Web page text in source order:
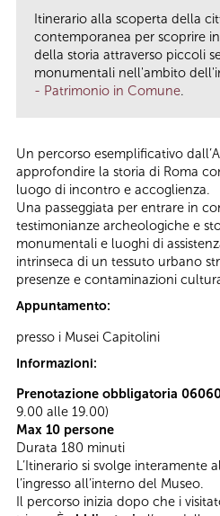
Itinerario alla scoperta della
contemporanea per scoprire
della storia attraverso piccoli
monumentali nell'ambito
- Patrimonio in Comune.
Un percorso esemplificativo
approfondire la storia di Roma
luogo di incontro e accoglienza.
Una passeggiata per entrare in
testimonianze archeologiche e
monumentali e luoghi di
intrinseca di un tessuto urbano
presenze e contaminazioni
Appuntamento:
presso i Musei Capitolini
Informazioni:
Prenotazione obbligatoria
9.00 alle 19.00)
Max 10 persone
Durata 180 minuti
L’Itinerario si svolge interamente
l’ingresso all’interno del Museo.
Il percorso inizia dopo che i